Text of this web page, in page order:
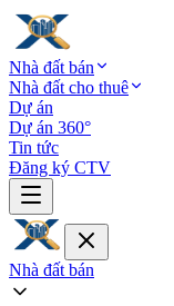
Nhà đất bán
Nhà đất cho thuê
Dự án
Dự án 360°
Tin tức
Đăng ký CTV
Nhà đất bán